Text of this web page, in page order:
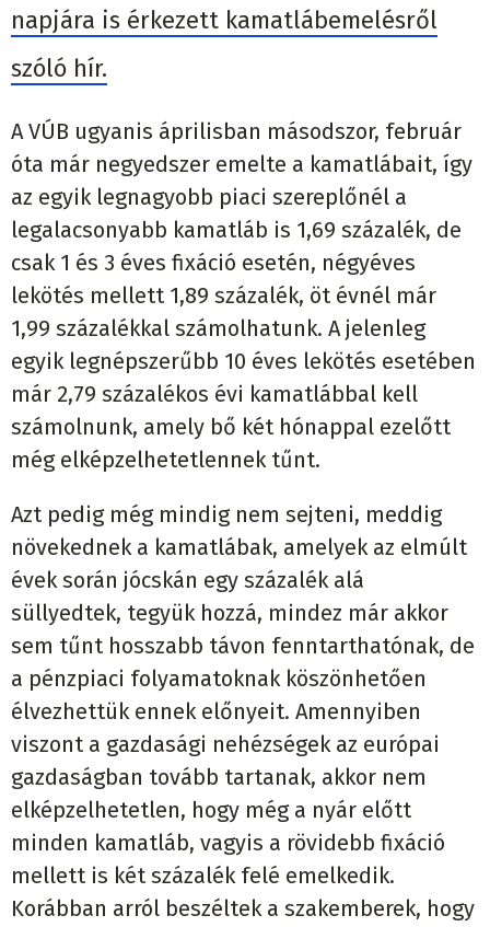
napjára is érkezett kamatlábemelésről
szóló hír.
A VÚB ugyanis áprilisban másodszor, február
óta már negyedszer emelte a kamatlábait, így
az egyik legnagyobb piaci szereplőnél a
legalacsonyabb kamatláb is 1,69 százalék, de
csak 1 és 3 éves fixáció esetén, négyéves
lekötés mellett 1,89 százalék, öt évnél már
1,99 százalékkal számolhatunk. A jelenleg
egyik legnépszerűbb 10 éves lekötés esetében
már 2,79 százalékos évi kamatlábbal kell
számolnunk, amely bő két hónappal ezelőtt
még elképzelhetetlennek tűnt.
Azt pedig még mindig nem sejteni, meddig
növekednek a kamatlábak, amelyek az elmúlt
évek során jócskán egy százalék alá
süllyedtek, tegyük hozzá, mindez már akkor
sem tűnt hosszabb távon fenntarthatónak, de
a pénzpiaci folyamatoknak köszönhetően
élvezhettük ennek előnyeit. Amennyiben
viszont a gazdasági nehézségek az európai
gazdaságban tovább tartanak, akkor nem
elképzelhetetlen, hogy még a nyár előtt
minden kamatláb, vagyis a rövidebb fixáció
mellett is két százalék felé emelkedik.
Korábban arról beszéltek a szakemberek, hogy